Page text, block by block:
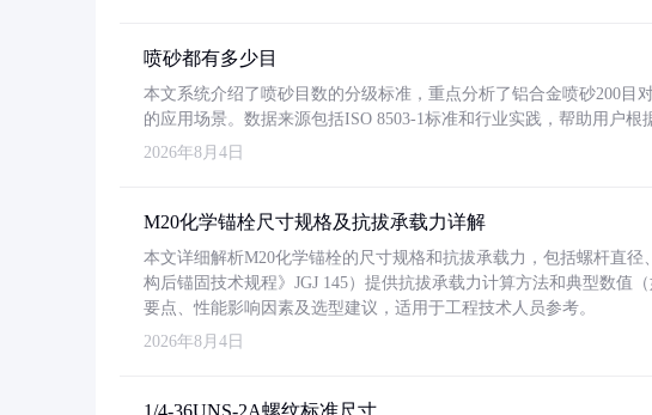
喷砂都有多少目
本文系统介绍了喷砂目数的分级标准，重点分析了铝合金喷砂200目
的应用场景。数据来源包括ISO 8503-1标准和行业实践，帮助用户根
2026年8月4日
M20化学锚栓尺寸规格及抗拔承载力详解
本文详细解析M20化学锚栓的尺寸规格和抗拔承载力，包括螺杆直
构后锚固技术规程》JGJ 145）提供抗拔承载力计算方法和典型数值
要点、性能影响因素及选型建议，适用于工程技术人员参考。
2026年8月4日
1/4-36UNS-2A螺纹标准尺寸